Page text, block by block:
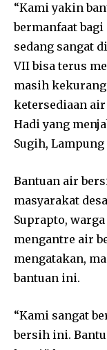
“Kami yakin
bermanfaat
sedang sangat
VII bisa terus
masih
ketersediaan
Hadi yang
Sugih,
Bantuan air
masyarakat
Suprapto,
mengantre air
mengatakan,
bantuan ini.
“Kami sangat
bersih ini.